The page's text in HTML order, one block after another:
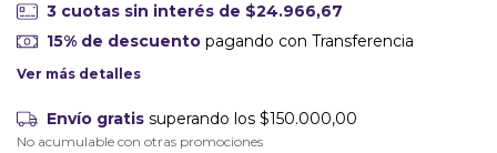
3 cuotas sin interés de $24.966,67
15% de descuentopagando con Transferencia
Ver más detalles
Envío gratis superando los $150.000,00
No acumulable con otras promociones